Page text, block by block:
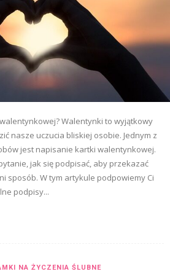
Walentynki to wyjątkowy
nasze uczucia bliskiej osobie. Jednym z
jest napisanie kartki walentynkowej.
jak się podpisać, aby przekazać
sposób. W tym artykule podpowiemy Ci
podpisy...
NA ŻYCZENIA ŚLUBNE